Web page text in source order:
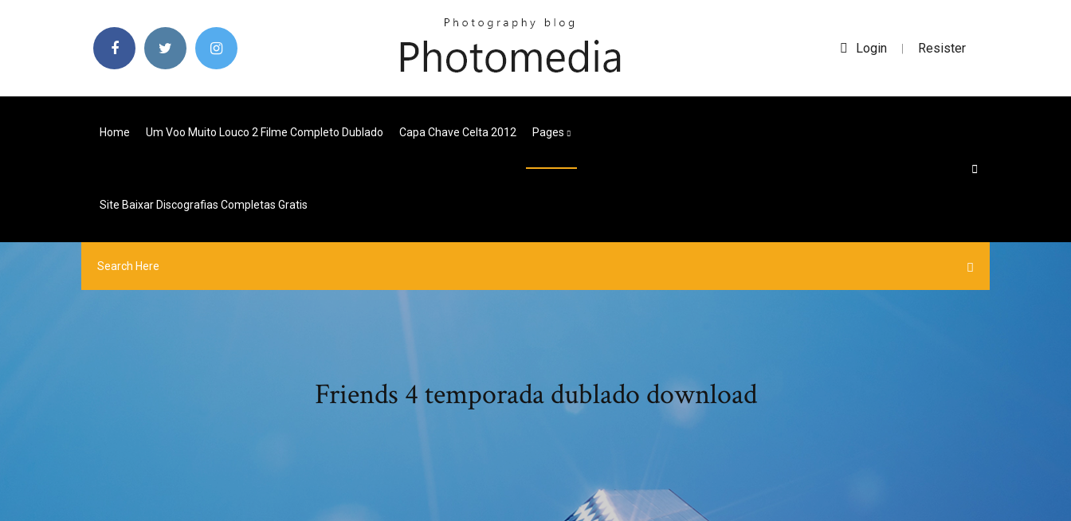
Login | Resister
Home Um Voo Muito Louco 2 Filme Completo Dublado Capa Chave Celta 2012 Pages
Site Baixar Discografias Completas Gratis
Friends 4 temporada dublado download